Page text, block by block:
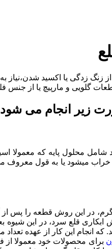
زنگ زدگی یا اکسید شدن،نیاز
گلویی و مارپیچ یا از جنس
زیر انجام می
خراب میشود یا به قول
حدود ۳۰ برابر روش ابکاری قلع
که انجام این کار از عهده
برای محصولات خود معمولا از